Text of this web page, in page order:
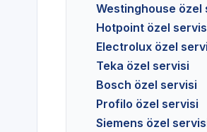
Westinghouse özel
Hotpoint özel
Electrolux özel
Teka özel servisi
Bosch özel servisi
Profilo özel servisi
Siemens özel